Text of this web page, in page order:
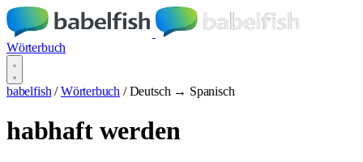
Wörterbuch
babelfish / Wörterbuch / Deutsch → Spanisch
habhaft werden